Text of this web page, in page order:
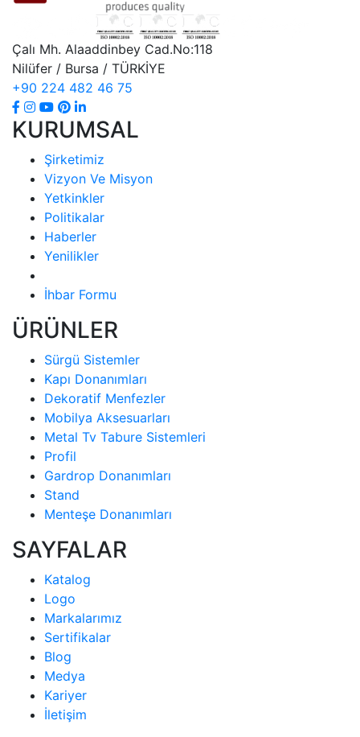
Çalı Mh. Alaaddinbey Cad.No:118
Nilüfer / Bursa / TÜRKİYE
+90 224 482 46 75
KURUMSAL
Şirketimiz
Vizyon Ve Misyon
Yetkinkler
Politikalar
Haberler
Yenilikler
İhbar Formu
ÜRÜNLER
Sürgü Sistemler
Kapı Donanımları
Dekoratif Menfezler
Mobilya Aksesuarları
Metal Tv Tabure Sistemleri
Profil
Gardrop Donanımları
Stand
Menteşe Donanımları
SAYFALAR
Katalog
Logo
Markalarımız
Sertifikalar
Blog
Medya
Kariyer
İletişim